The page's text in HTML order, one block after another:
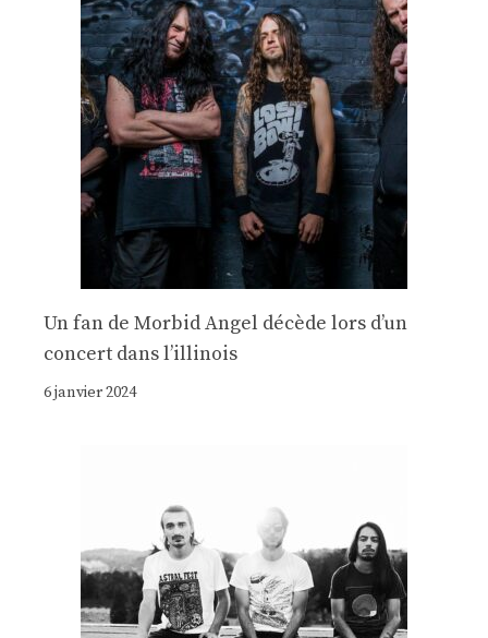
Un fan de Morbid Angel décède lors d’un
concert dans l’illinois
6 janvier 2024